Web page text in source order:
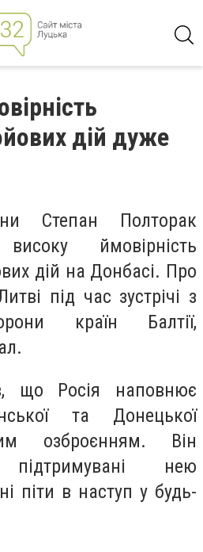
дій дуже
Степан Полторак
ймовірність
дій на Донбасі. Про
під час зустрічі з
країн Балтії,
що Росія наповнює
та Донецької
озброєнням. Він
нею
піти в наступ у будь-